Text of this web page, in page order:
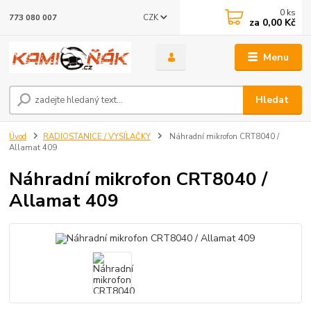
Menu
CZK
Hledat
773 080 007 0 ks
za 0,00 Kč
Úvod RADIOSTANICE / VYSÍLAČKY
Náhradní mikrofon CRT8040 /
Allamat 409
Náhradní mikrofon CRT8040 /
Allamat 409